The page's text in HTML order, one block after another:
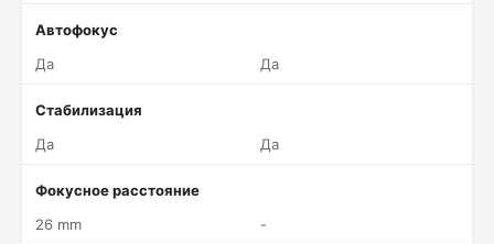
Автофокус
Да
Да
Стабилизация
Да
Да
Фокусное расстояние
26 mm
-